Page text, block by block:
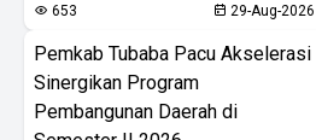
653 29-Aug-2026
Pemkab Tubaba Pacu Akselerasi
Sinergikan Program
Pembangunan Daerah di